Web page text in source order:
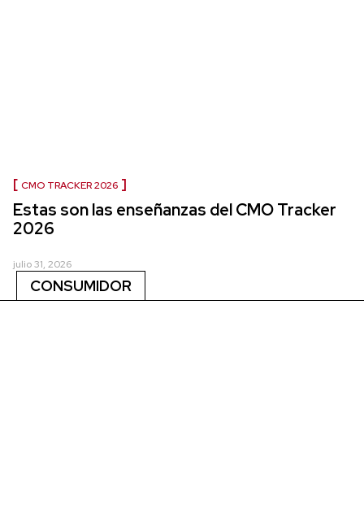
CMO TRACKER 2026
Estas son las enseñanzas del CMO Tracker
2026
julio 31, 2026
CONSUMIDOR